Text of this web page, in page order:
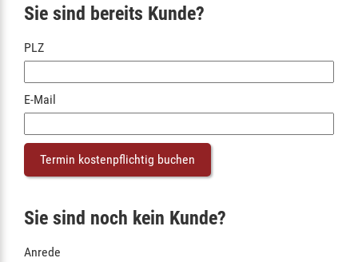
Sie sind bereits Kunde?
PLZ
E-Mail
Sie sind noch kein Kunde?
Anrede